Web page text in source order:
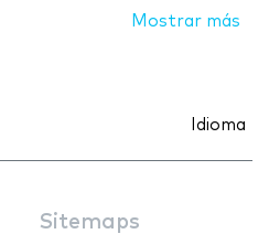
Mostrar más
Idioma
Sitemaps